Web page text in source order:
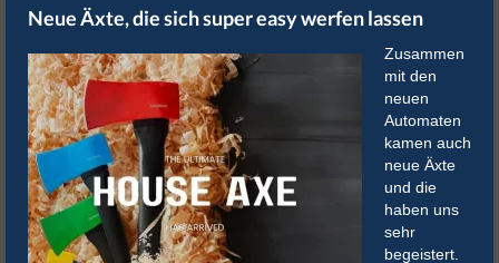
Neue Äxte, die sich super easy werfen lassen
Zusammen
mit den
neuen
Automaten
kamen auch
neue Äxte
und die
haben uns
sehr
begeistert.